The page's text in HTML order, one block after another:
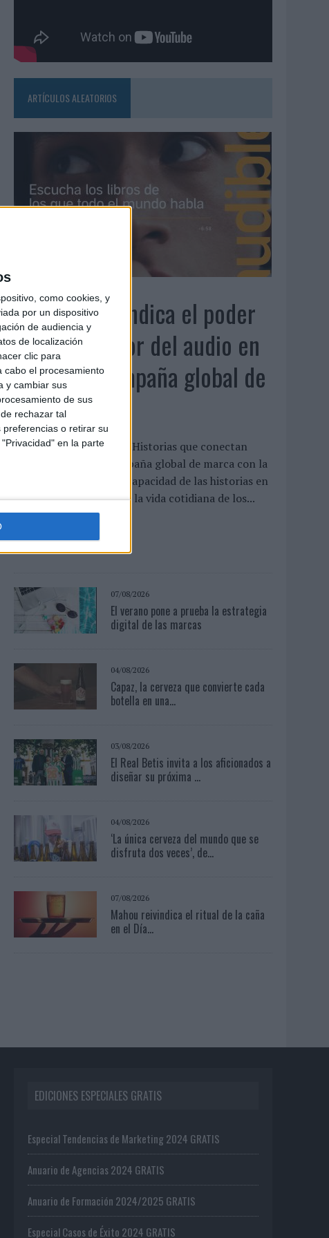
como cookies, y
por un dispositivo
de audiencia y
de localización
clic para
cabo el procesamiento
y cambiar sus
de sus
rechazar tal
o retirar su
en la parte
ARTÍCULOS ALEATORIOS
Audible reivindica el poder
transformador del audio en
su nueva campaña global de
marca
Audible ha presentado ‘Historias que conectan
contigo’, su nueva campaña global de marca con la
que pone el foco en la capacidad de las historias en
audio para transformar la vida cotidiana de los...
07/08/2026
El verano pone a prueba la estrategia
digital de las marcas
04/08/2026
Capaz, la cerveza que convierte cada
botella en una...
03/08/2026
El Real Betis invita a los aficionados a
diseñar su próxima ...
04/08/2026
‘La única cerveza del mundo que se
disfruta dos veces’, de...
07/08/2026
Mahou reivindica el ritual de la caña
en el Día...
EDICIONES ESPECIALES GRATIS
Especial Tendencias de Marketing 2024 GRATIS
Anuario de Agencias 2024 GRATIS
Anuario de Formación 2024/2025 GRATIS
Especial Casos de Éxito 2024 GRATIS